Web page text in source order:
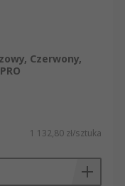
Czerwony,
1 132,80 zł/sztuka